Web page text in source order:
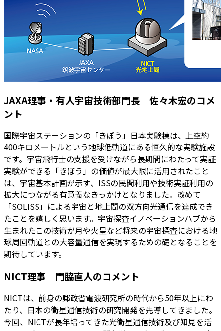
JAXA理事・有人宇宙技術部門長 佐々木宏のコメ
ント
国際宇宙ステーションの「きぼう」日本実験棟は、上空約
400キロメートルという地球低軌道にある恒久的な実験施設
です。宇宙飛行士の支援を受けながら長期間にわたって実証
実験ができる「きぼう」の価値が最大限に活用されたこと
は、宇宙基本計画が示す、ISSの民間利用や技術実証利用の
拡大につながる有意義なきっかけとなりました。改めて
「SOLISS」による宇宙と地上間の双方向光通信を達成でき
たことを嬉しく思います。宇宙探査イノベーションハブから
生まれたこの技術が月や火星など将来の宇宙探査における地
球周回軌道との大容量通信を実現するための礎となることを
期待しています。
NICT理事 門脇直人のコメント
NICTは、前身の郵政省電波研究所の時代から50年以上にわ
たり、日本の衛星通信技術の研究開発を先導してきました。
今回、NICTが長年培ってきた光衛星通信技術及び知見を活